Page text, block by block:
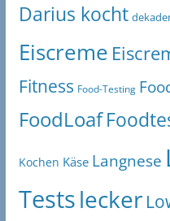
Darius kocht
Eiscreme
Fitness Food-Testing
FoodLoaf
Kochen Käse Langnese
Testslecker